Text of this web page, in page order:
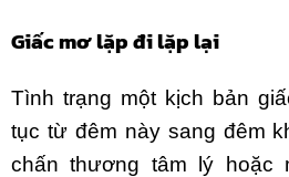
Giấc mơ lặp đi lặp lại
Tình trạng một kịch bản
tục từ đêm này sang đêm
chấn thương tâm lý hoặc